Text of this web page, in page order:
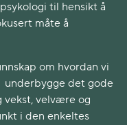
til hensikt å
måte å
om hvordan vi
underbygge det gode
vekst, velvære og
i den enkeltes